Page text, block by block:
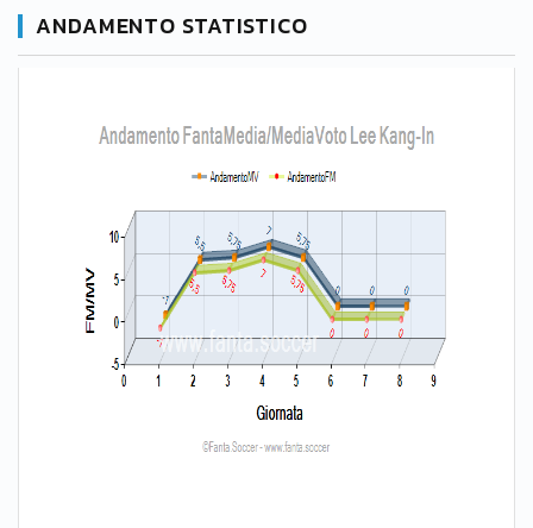
ANDAMENTO STATISTICO